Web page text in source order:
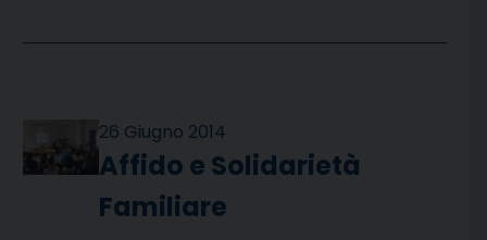
26 Giugno 2014
Affido e Solidarietà
Familiare